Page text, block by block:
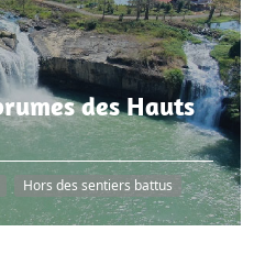
des Hauts
Hors des sentiers battus